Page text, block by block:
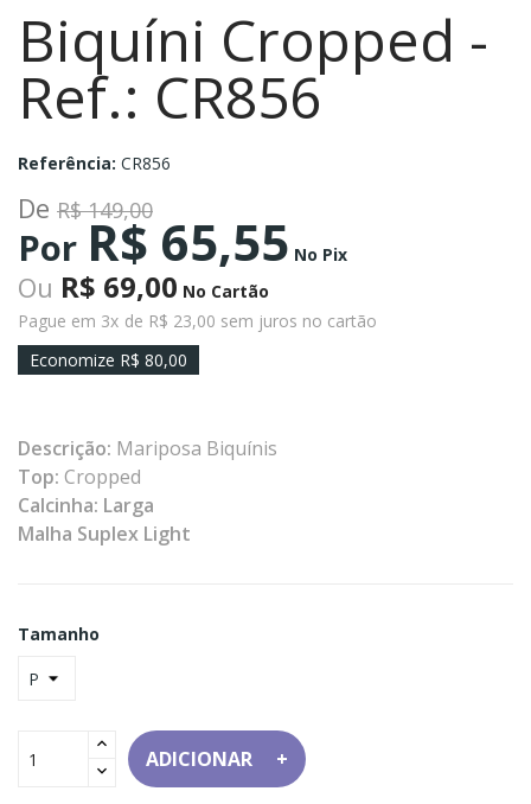
Biquíni Cropped -
Ref.: CR856
Referência: CR856
De R$ 149,00
Por R$ 65,55 No Pix
Ou R$ 69,00 No Cartão
Pague em 3x de R$ 23,00 sem juros no cartão
Economize R$ 80,00
Descrição: Mariposa Biquínis
Top: Cropped
Calcinha: Larga
Malha Suplex Light
Tamanho
ADICIONAR